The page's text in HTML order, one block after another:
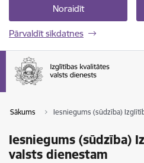
Noraidīt
Pārvaldīt sīkdatnes
Sākums Iesniegums (sūdzība)
Iesniegums (sūdzība)
valsts dienestam